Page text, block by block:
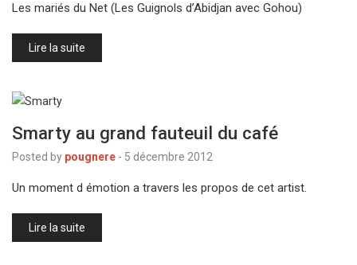
Les mariés du Net (Les Guignols d’Abidjan avec Gohou)
Lire la suite
Smarty au grand fauteuil du café
Posted by pougnere - 5 décembre 2012
Un moment d émotion a travers les propos de cet artist.
Lire la suite